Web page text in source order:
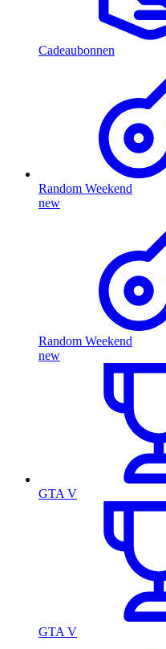
Cadeaubonnen
Random Weekend
new
Random Weekend
new
GTA V
GTA V